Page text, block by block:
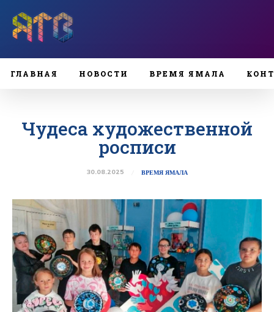
ГЛАВНАЯ НОВОСТИ ВРЕМЯ ЯМАЛА
Чудеса художественной
росписи
30.08.2025 ВРЕМЯ ЯМАЛА